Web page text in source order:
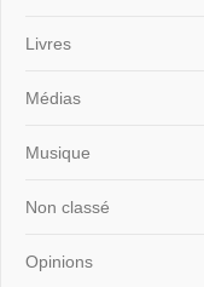
Livres
Médias
Musique
Non classé
Opinions